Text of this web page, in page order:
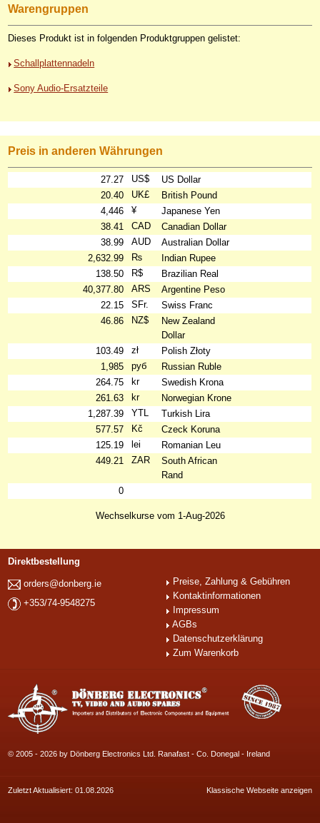
Warengruppen
Dieses Produkt ist in folgenden Produktgruppen gelistet:
Schallplattennadeln
Sony Audio-Ersatzteile
Preis in anderen Währungen
27.27 US$
US Dollar
20.40
UK£
British Pound
4,446
¥
Japanese Yen
38.41
CAD
Canadian Dollar
38.99
AUD
Australian Dollar
2,632.99
₨
Indian Rupee
138.50
R$
Brazilian Real
40,377.80
ARS
Argentine Peso
22.15
SFr.
Swiss Franc
46.86
NZ$
New Zealand
Dollar
103.49
zł
Polish Złoty
1,985
руб
Russian Ruble
264.75
kr
Swedish Krona
261.63
kr
Norwegian Krone
1,287.39
YTL
Turkish Lira
577.57
Kč
Czeck Koruna
125.19
lei
Romanian Leu
449.21
ZAR
South African
Rand
0
Wechselkurse vom 1-Aug-2026
Direktbestellung
orders@donberg.ie
+353/74-9548275
Preise, Zahlung & Gebühren
Kontaktinformationen
Impressum
AGBs
Datenschutzerklärung
Zum Warenkorb
© 2005 - 2026 by Dönberg Electronics Ltd. Ranafast - Co. Donegal - Ireland
Zuletzt Aktualisiert: 01.08.2026 Klassische Webseite anzeigen